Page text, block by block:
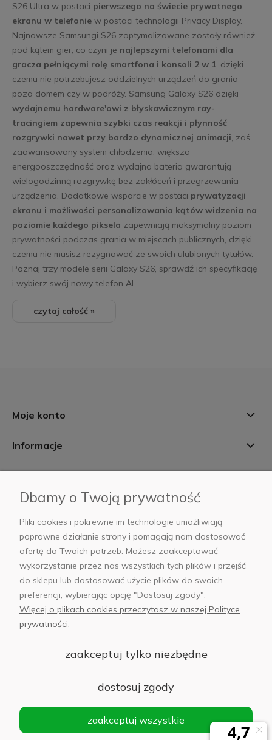
S26 Ultra w postaci pierwszego na świecie prywatnego
ekranu w telefoniew postaci technologii Privacy Display.
Najnowsze Samsungi S26 zoptymalizowane zostały również
pod kątem gier, co czyni je najlepszymi telefonami dla
gracza pełniącymi rolę smartfona i konsoli 2 w 1, dzięki
czemu nie potrzebujesz oddzielnych urządzeń do grania
poza domem czy w podróży. Samsung Galaxy S26 dzięki
wydajnemu hardware'owi z błyskawicznym ray-
tracingiem zapewnia szybki czas reakcji i płynność
rozgrywki nawet przy bardzo dynamicznej animacji, zaś
zaawansowany system chłodzenia, większa
energooszczędność oraz wydajna bateria gwarantują
wielogodzinną rozgrywkę bez zakłóceń i przegrzewania
urządzenia. Dodatkowe wsparcie w postaci prywatyzacji
ekranu i możliwości personalizowania kątów widzenia na
poziomie każdego piksela zapewniają maksymalny poziom
prywatności podczas grania w miejscach publicznych, dzięki
czemu nie musisz rezygnować ze swoich ulubionych tytułów.
Poznaj trzy modele serii Galaxy S26, sprawdź ich specyfikację
i wybierz swój nowy telefon AI.
czytaj całość »
Moje konto
Informacje
AB Foto
sklep@abfoto.pl
+48 797 971 275
© 2025 Wszelkie prawa zastrzeżone. Serwis własnością:
Sp. z o.o.
Siedziba: 02-486 WARSZAWA, Al. Jerozolimskie 176, NIP
1132646403 KRS nr 0000271999
Dbamy o Twoją prywatność
Pliki cookies i pokrewne im technologie umożliwiają
poprawne działanie strony i pomagają nam dostosować
ofertę do Twoich potrzeb. Możesz zaakceptować
wykorzystanie przez nas wszystkich tych plików i przejść
do sklepu lub dostosować użycie plików do swoich
preferencji, wybierając opcję "Dostosuj zgody".
Więcej o plikach cookies przeczytasz w naszej Polityce
prywatności.
zaakceptuj tylko niezbędne
dostosuj zgody
zaakceptuj wszystkie